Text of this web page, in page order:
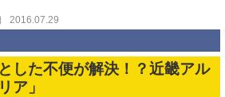
2016.07.29
した不便が解決！？近畿アル
ア」